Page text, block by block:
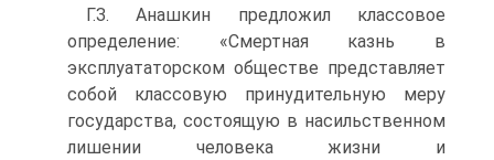
Г.З. Анашкин предложил классовое
определение: «Смертная казнь в
эксплуататорском обществе представляет
собой классовую принудительную меру
государства, состоящую в насильственном
лишении человека жизни и